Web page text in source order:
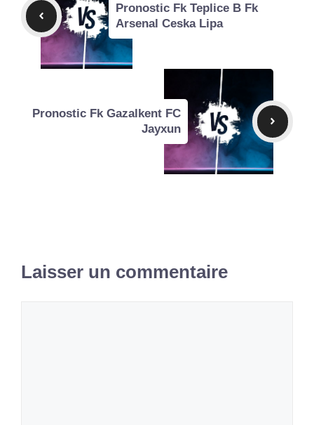
Pronostic Fk Teplice B Fk
Arsenal Ceska Lipa
Pronostic Fk Gazalkent FC
Jayxun
Laisser un commentaire